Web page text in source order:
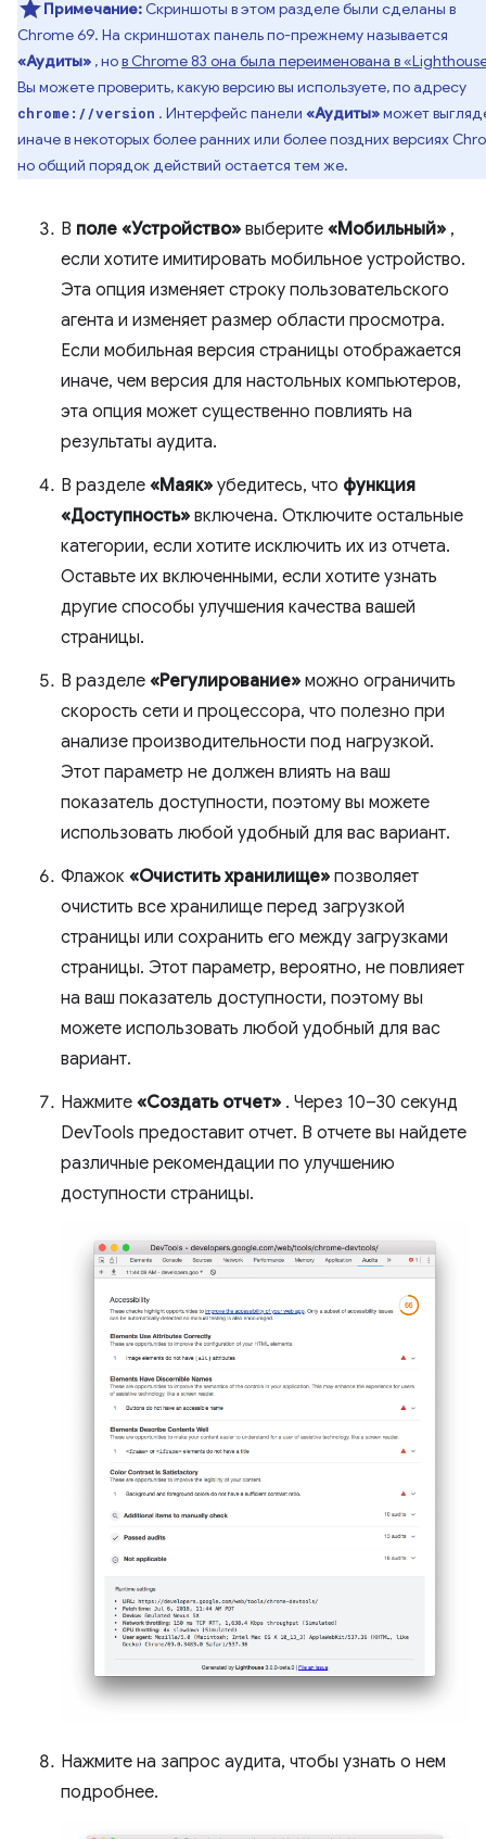
Примечание: Скриншоты в этом разделе были сделаны в
Chrome 69. На скриншотах панель по-прежнему называется
«Аудиты» , нов Chrome 83 она была переименована в
Вы можете проверить, какую версию вы используете, по адресу
chrome://version . Интерфейс панели «Аудиты»может
иначе в некоторых более ранних или более поздних версиях
но общий порядок действий остается тем же.
В поле «Устройство» выберите «Мобильный» ,
если хотите имитировать мобильное устройство.
Эта опция изменяет строку пользовательского
агента и изменяет размер области просмотра.
Если мобильная версия страницы отображается
иначе, чем версия для настольных компьютеров,
эта опция может существенно повлиять на
результаты аудита.
В разделе «Маяк» убедитесь, что функция
«Доступность» включена. Отключите остальные
категории, если хотите исключить их из отчета.
Оставьте их включенными, если хотите узнать
другие способы улучшения качества вашей
страницы.
В разделе «Регулирование» можно ограничить
скорость сети и процессора, что полезно при
анализе производительности под нагрузкой.
Этот параметр не должен влиять на ваш
показатель доступности, поэтому вы можете
использовать любой удобный для вас вариант.
Флажок «Очистить хранилище» позволяет
очистить все хранилище перед загрузкой
страницы или сохранить его между загрузками
страницы. Этот параметр, вероятно, не повлияет
на ваш показатель доступности, поэтому вы
можете использовать любой удобный для вас
вариант.
Нажмите «Создать отчет» . Через 10–30 секунд
DevTools предоставит отчет. В отчете вы найдете
различные рекомендации по улучшению
доступности страницы.
Нажмите на запрос аудита, чтобы узнать о нем
подробнее.